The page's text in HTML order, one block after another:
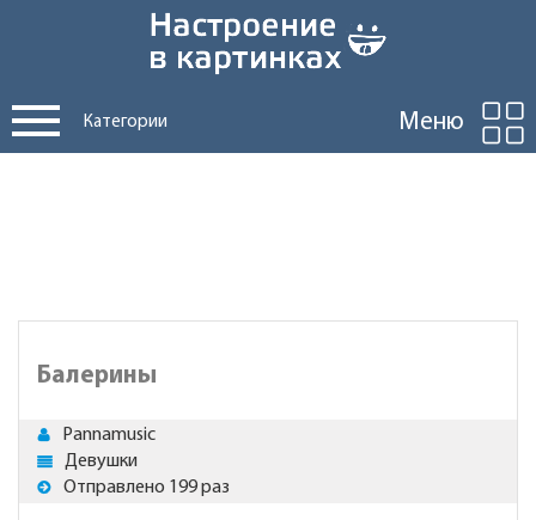
Категории Меню
Балерины
Pannamusic
Девушки
Отправлено 199 раз